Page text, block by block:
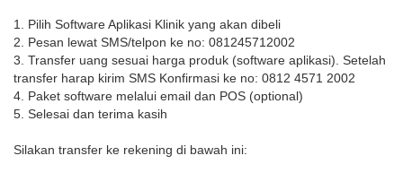
1. Pilih Software Aplikasi Klinik yang akan dibeli
2. Pesan lewat SMS/telpon ke no: 081245712002
3. Transfer uang sesuai harga produk (software aplikasi). Setelah
transfer harap kirim SMS Konfirmasi ke no: 0812 4571 2002
4. Paket software melalui email dan POS (optional)
5. Selesai dan terima kasih
Silakan transfer ke rekening di bawah ini: